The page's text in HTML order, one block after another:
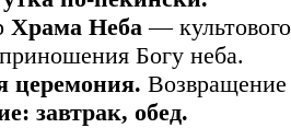
Храма Неба—
Богу неба.
церемония. Возвращение
завтрак, обед.